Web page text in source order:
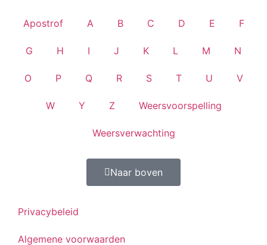
Apostrof A B C D E F
G H I J K L M N
O P Q R S T U V
W Y Z Weersvoorspelling
Weersverwachting
Naar boven
Privacybeleid
Algemene voorwaarden